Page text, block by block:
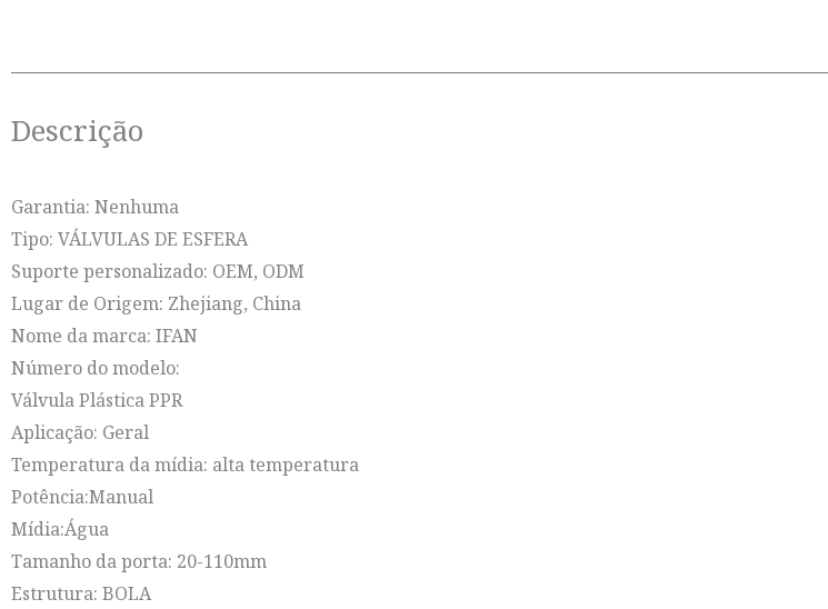
Descrição
Garantia: Nenhuma
Tipo: VÁLVULAS DE ESFERA
Suporte personalizado: OEM, ODM
Lugar de Origem: Zhejiang, China
Nome da marca: IFAN
Número do modelo:
Válvula Plástica PPR
Aplicação: Geral
Temperatura da mídia: alta temperatura
Potência:Manual
Mídia:Água
Tamanho da porta: 20-110mm
Estrutura: BOLA